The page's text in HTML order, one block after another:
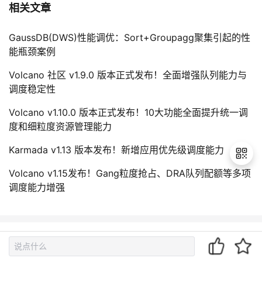
相关文章
GaussDB(DWS)性能调优：Sort+Groupagg聚集引起的性
能瓶颈案例
Volcano 社区 v1.9.0 版本正式发布！全面增强队列能力与
调度稳定性
Volcano v1.10.0 版本正式发布！10大功能全面提升统一调
度和细粒度资源管理能力
Karmada v1.13 版本发布！新增应用优先级调度能力
Volcano v1.15发布！Gang粒度抢占、DRA队列配额等多项
调度能力增强
评论（ 0